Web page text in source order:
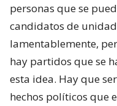
personas que se
candidatos de
lamentablemente,
hay partidos que se
esta idea. Hay que
hechos políticos que